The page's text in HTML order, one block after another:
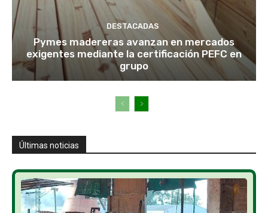
DESTACADAS
Pymes madereras avanzan en mercados
exigentes mediante la certificación PEFC en
grupo
Últimas noticias